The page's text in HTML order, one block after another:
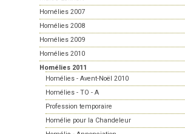
Homélies 2007
Homélies 2008
Homélies 2009
Homélies 2010
Homélies 2011
Homélies - Avent-Noël 2010
Homélies - TO - A
Profession temporaire
Homélie pour la Chandeleur